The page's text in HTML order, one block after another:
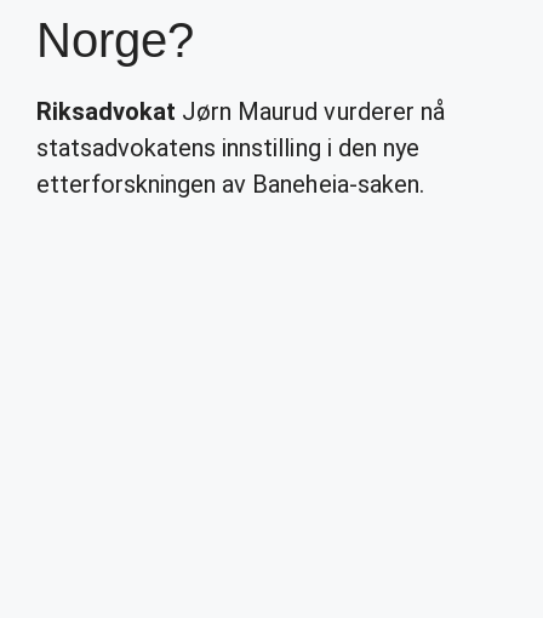
Norge?
Riksadvokat Jørn Maurud vurderer nå
statsadvokatens innstilling i den nye
etterforskningen av Baneheia-saken.